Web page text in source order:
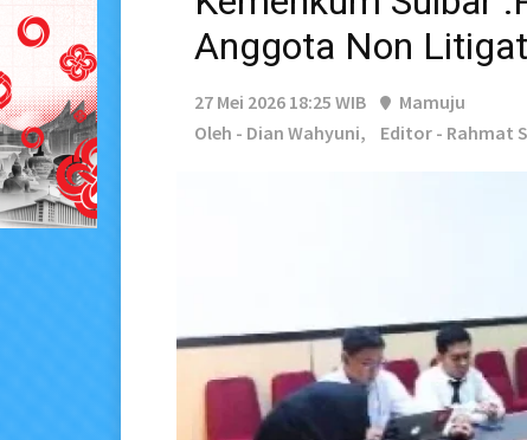
Anggota Non
27 Mei 2026 18:25 WIB
Mamuju
Oleh - Dian Wahyuni,
Editor - Rahmat